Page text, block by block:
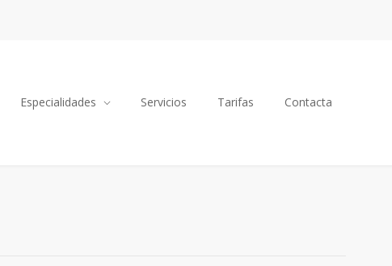
Especialidades Servicios Tarifas Contacta